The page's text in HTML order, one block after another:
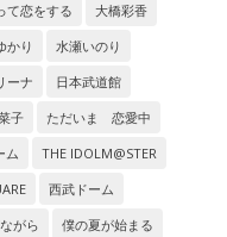
て恋をする
大橋彩香
かり
水瀬いのり
ーナ
日本武道館
子
ただいま 恋愛中
ム
THE IDOLM@STER
西武ドーム
がら 僕の夏が始まる